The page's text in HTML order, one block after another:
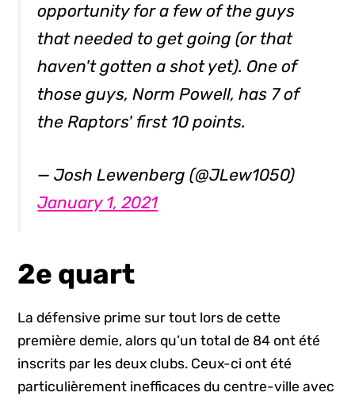
opportunity for a few of the guys
that needed to get going (or that
haven't gotten a shot yet). One of
those guys, Norm Powell, has 7 of
the Raptors' first 10 points.
— Josh Lewenberg (@JLew1050)
January 1, 2021
2e quart
La défensive prime sur tout lors de cette
première demie, alors qu’un total de 84 ont été
inscrits par les deux clubs. Ceux-ci ont été
particulièrement inefficaces du centre-ville avec